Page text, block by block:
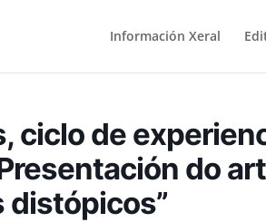
Información Xeral
ciclo de
do
distópicos”